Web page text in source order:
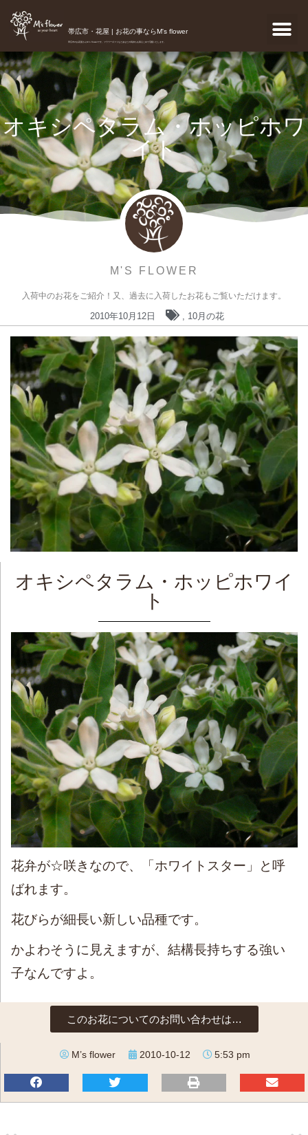
帯広市・花屋 | お花の事ならM's flower
帯広市のお花屋さんM's flowerです。フラワーギフトなどあなたの気持ちを真心こめて宅配いたします。
オキシペタラム・ホッピホワ
イト
M'S FLOWER
入荷中のお花をご紹介！又、過去に入荷したお花もご覧いただけます。
2010年10月12日 , 10月の花
オキシペタラム・ホッピホワイ
ト
花弁が☆咲きなので、「ホワイトスター」と呼
ばれます。
花びらが細長い新しい品種です。
かよわそうに見えますが、結構長持ちする強い
子なんですよ。
このお花についてのお問い合わせは…
M’s flower 2010-10-12 5:53 pm